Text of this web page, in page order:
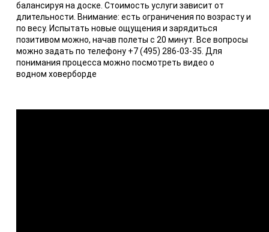
балансируя на доске. Стоимость услуги зависит от
длительности. Внимание: есть ограничения по возрасту и
по весу. Испытать новые ощущения и зарядиться
позитивом можно, начав полеты с 20 минут. Все вопросы
можно задать по телефону +7 (495) 286-03-35. Для
понимания процесса можно посмотреть видео о
водном ховерборде